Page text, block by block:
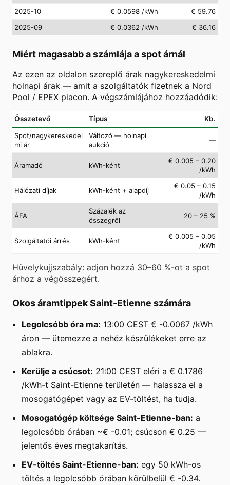
2025-10
€ 0.0598 /kWh
€ 59.76
2025-09
€ 0.0362 /kWh € 36.16
Miért magasabb a számlája a spot árnál
Az ezen az oldalon szereplő árak nagykereskedelmi
holnapi árak — amit a szolgáltatók fizetnek a Nord
Pool / EPEX piacon. A végszámlájához hozzáadódik:
Összetevő Típus Kb.
Spot/nagykereskedel
mi ár
Változó — holnapi
aukció
—
Áramadó kWh-ként
€ 0.005 – 0.20
/kWh
Hálózati díjak kWh-ként + alapdíj
€ 0.05 – 0.15
/kWh
ÁFA
Százalék az
összegről
20 – 25 %
Szolgáltatói árrés kWh-ként
€ 0.005 – 0.05
/kWh
Hüvelykujjszabály: adjon hozzá 30–60 %-ot a spot
árhoz a végösszegért.
Okos áramtippek Saint-Etienne számára
Legolcsóbb óra ma: 13:00 CEST € -0.0067 /kWh
áron — ütemezze a nehéz készülékeket erre az
ablakra.
Kerülje a csúcsot: 21:00 CEST eléri a € 0.1786
/kWh-t Saint-Etienne területén — halassza el a
mosogatógépet vagy az EV-töltést, ha tudja.
Mosogatógép költsége Saint-Etienne-ban: a
legolcsóbb órában ~€ -0.01; csúcson € 0.25 —
jelentős éves megtakarítás.
EV-töltés Saint-Etienne-ban: egy 50 kWh-os
töltés a legolcsóbb órában körülbelül € -0.34.